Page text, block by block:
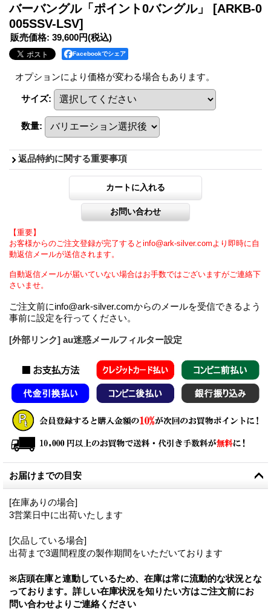
バーバングル「ポイント0バングル」
[ARKB-0
005SSV-LSV]
販売価格: 39,600円(税込)
Facebookでシェア
オプションにより価格が変わる場合もあります。
サイズ:
数量:
返品特約に関する重要事項
【重要】
お客様からのご注文登録が完了するとinfo@ark-silver.comより即時に自
動返信メールが送信されます。
自動返信メールが届いていない場合はお手数ではございますがご連絡下
さいませ。
ご注文前にinfo@ark-silver.comからのメールを受信できるよう
事前に設定を行ってください。
[外部リンク] au迷惑メールフィルター設定
お届けまでの目安
[在庫ありの場合]
3営業日中に出荷いたします
[欠品している場合]
出荷まで3週間程度の製作期間をいただいております
※店頭在庫と連動しているため、在庫は常に流動的な状況とな
っております。詳しい在庫状況を知りたい方はご注文前にお
問い合わせよりご連絡ください